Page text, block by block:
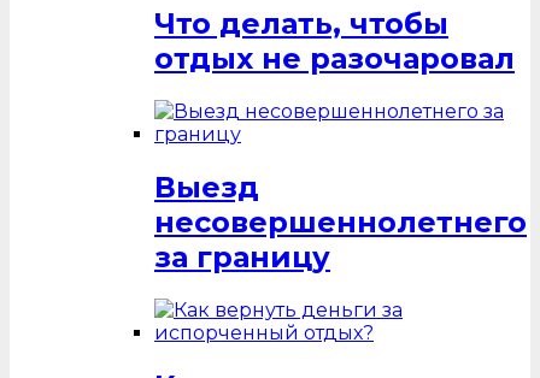
Что делать, чтобы
отдых не разочаровал
Выезд
несовершеннолетнего
за границу